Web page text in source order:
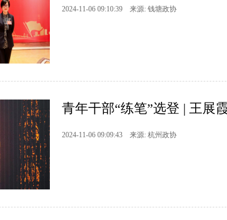
2024-11-06 09:10:39 来源: 钱塘政协
青年干部“练笔”选登 | 王展
2024-11-06 09:09:43 来源: 杭州政协